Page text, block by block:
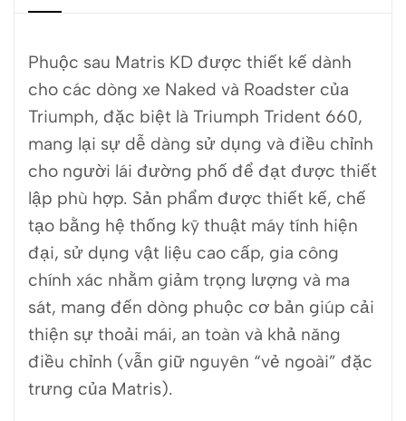
Phuộc sau Matris KD được thiết kế dành
cho các dòng xe Naked và Roadster của
Triumph, đặc biệt là Triumph Trident 660,
mang lại sự dễ dàng sử dụng và điều chỉnh
cho người lái đường phố để đạt được thiết
lập phù hợp. Sản phẩm được thiết kế, chế
tạo bằng hệ thống kỹ thuật máy tính hiện
đại, sử dụng vật liệu cao cấp, gia công
chính xác nhằm giảm trọng lượng và ma
sát, mang đến dòng phuộc cơ bản giúp cải
thiện sự thoải mái, an toàn và khả năng
điều chỉnh (vẫn giữ nguyên “vẻ ngoài” đặc
trưng của Matris).